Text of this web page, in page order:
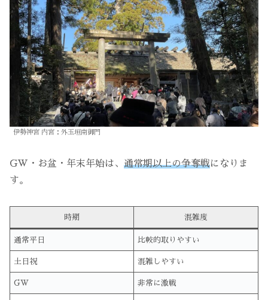
伊勢神宮 内宮：外玉垣南御門
GW・お盆・年末年始は、 通常期以上の争奪戦になりま
す。
時期 混雑度
通常平日 比較的取りやすい
土日祝 混雑しやすい
GW 非常に激戦